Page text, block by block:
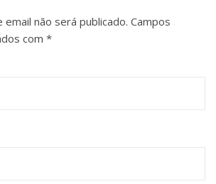
não será publicado. Campos
com *